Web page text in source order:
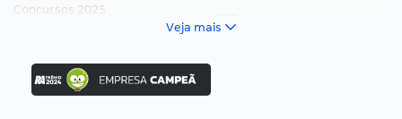
Concursos 2025
Concurso Ibama
Concurso MPU
Veja mais